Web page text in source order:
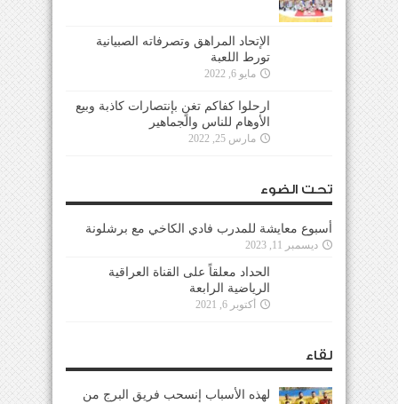
الإتحاد المراهق وتصرفاته الصبيانية
تورط اللعبة
مايو 6, 2022
ارحلوا كفاكم تغنٍ بإنتصارات كاذبة وبيع
الأوهام للناس والجماهير
مارس 25, 2022
تحت الضوء
أسبوع معايشة للمدرب فادي الكاخي مع برشلونة
ديسمبر 11, 2023
الحداد معلقاً على القناة العراقية
الرياضية الرابعة
أكتوبر 6, 2021
لقاء
لهذه الأسباب إنسحب فريق البرج من